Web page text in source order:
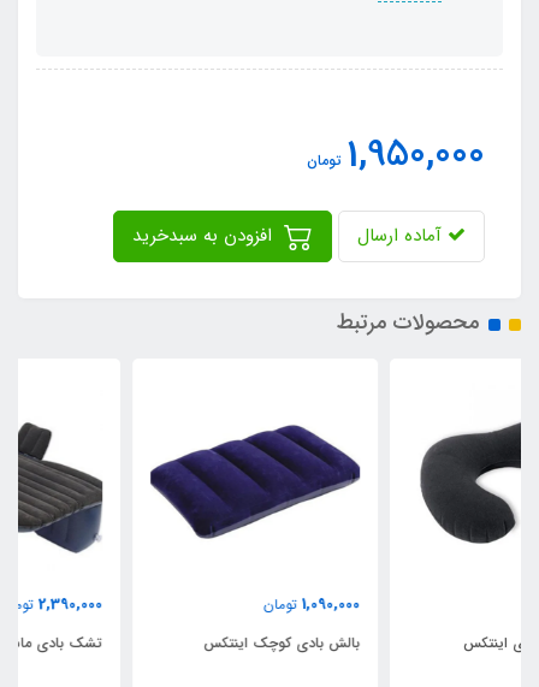
1,950,000 تومان
آماده ارسال
محصولات مرتبط
بالش بادی کوچک اینتکس
تشک بادی ماشین پیکاپ